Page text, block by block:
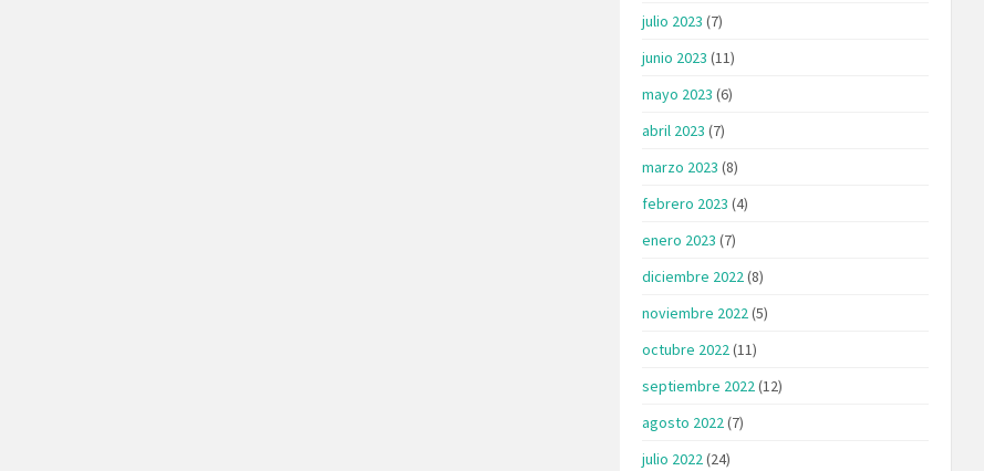
julio 2023 (7)
junio 2023 (11)
mayo 2023 (6)
abril 2023 (7)
marzo 2023 (8)
febrero 2023 (4)
enero 2023 (7)
diciembre 2022 (8)
noviembre 2022 (5)
octubre 2022 (11)
septiembre 2022 (12)
agosto 2022 (7)
julio 2022 (24)